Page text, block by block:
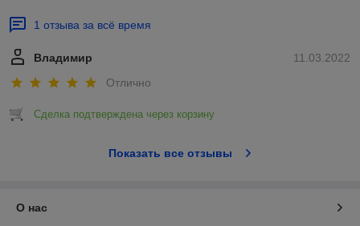
1 отзыва за всё время
11.03.2022
Владимир
Отлично
Сделка подтверждена через корзину
Показать все отзывы
О нас